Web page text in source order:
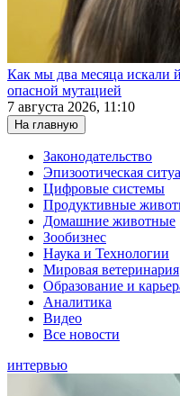
Как мы два месяца искали
опасной мутацией
7 августа 2026, 11:10
На главную
Законодательство
Эпизоотическая
Цифровые системы
Продуктивные
Домашние животные
Зообизнес
Наука и Технологии
Мировая ветеринария
Образование и
Аналитика
Видео
Все новости
интервью